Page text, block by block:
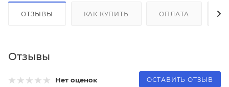
ОТЗЫВЫ КАК КУПИТЬ ОПЛАТА
Отзывы
Нет оценок ОСТАВИТЬ ОТЗЫВ